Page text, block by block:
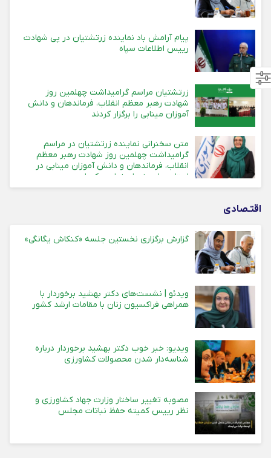
پیام آرامش باد نماینده زرتشتیان در پی شهادت
رییس اطلاعات سپاه
زرتشتیان مراسم گرامیداشت چهلمین روز
شهادت رهبر معظم انقلاب، فرماندهان و دانش
آموزان مینابی را برگزار کردند
متن سخنرانی نماینده زرتشتیان در مراسم
گرامیداشت چهلمین روز شهادت رهبر معظم
انقلاب، فرماندهان و دانش آموزان مینابی در
استان های یزد، اصفهان و کرمان
اقتـصادی
گزارش برگزاری نخستین جلسه «کنکاش یگانگی»
ویدئو | نشست‌های دکتر بهشید برخوردار با
همراهی فراکسیون زنان با مقامات ارشد کشور
ویدیو: خبر خوب دکتر بهشید برخوردار درباره
شناسه‌دار شدن محصولات کشاورزی
مصوبه تغییر ساختار وزارت جهاد کشاورزی و
نظر رییس کمیته حفظ نباتات مجلس